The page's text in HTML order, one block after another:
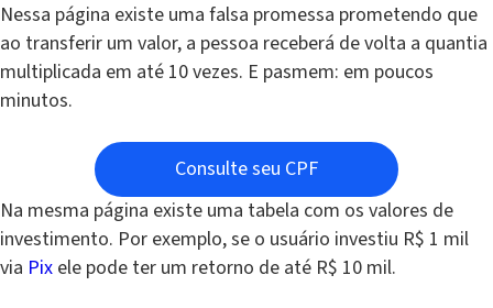
Nessa página existe uma falsa promessa prometendo que
ao transferir um valor, a pessoa receberá de volta a quantia
multiplicada em até 10 vezes. E pasmem: em poucos
minutos.
Consulte seu CPF
Na mesma página existe uma tabela com os valores de
investimento. Por exemplo, se o usuário investiu R$ 1 mil
via Pix ele pode ter um retorno de até R$ 10 mil.